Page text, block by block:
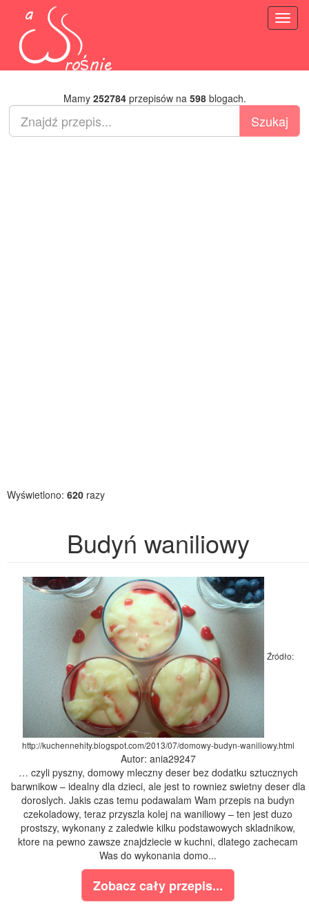
Mamy 252784przepisów na 598blogach.
Wyświetlono: 620 razy
Budyń waniliowy
Źródło:
http://kuchennehity.blogspot.com/2013/07/domowy-budyn-waniliowy.html
Autor: ania29247
… czyli pyszny, domowy mleczny deser bez dodatku sztucznych
barwnikow – idealny dla dzieci, ale jest to rowniez swietny deser dla
doroslych. Jakis czas temu podawalam Wam przepis na budyn
czekoladowy, teraz przyszla kolej na waniliowy – ten jest duzo
prostszy, wykonany z zaledwie kilku podstawowych skladnikow,
ktore na pewno zawsze znajdziecie w kuchni, dlatego zachecam
Was do wykonania domo...
Zobacz cały przepis...